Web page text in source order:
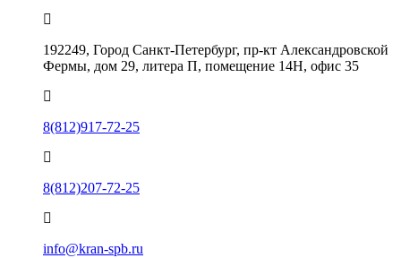
192249, Город Санкт-Петербург, пр-кт Александровской
Фермы, дом 29, литера П, помещение 14Н, офис 35
8(812)917-72-25
8(812)207-72-25
info@kran-spb.ru